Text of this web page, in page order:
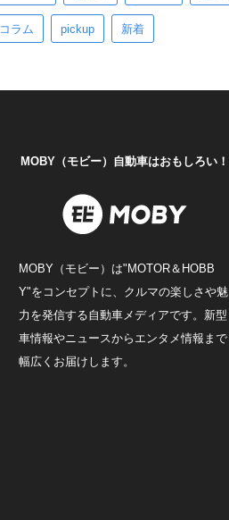
コラム pickup 新着
MOBY（モビー）自動車はおもしろい！
MOBY（モビー）は"MOTOR＆HOBB
Y"をコンセプトに、クルマの楽しさや魅
力を発信する自動車メディアです。新型
車情報やニュースからエンタメ情報まで
幅広くお届けします。